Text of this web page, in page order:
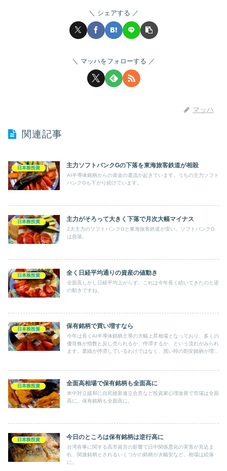
シェアする
マッハをフォローする
マッハ
関連記事
日本株投資 主力ソフトバンクGの下落を東海旅客鉄道が相殺
AI半導体銘柄からの資金の還流が起きています。うちの主力ソフト
バンクGも下がり続けています。
日本株投資 主力がそろって大きく下落で月次大幅マイナス
2大主力のソフトバンクGと東海旅客鉄道が安い。ソフトバンクG
は急落。
日本株投資 全く日経平均通りの資産の値動き
全面高しかし日経平均上がらず。これは今年長く続いてきたのと逆
の動きですね。
日本株投資 保有銘柄で買い増すなら
今年は長くAI半導体銘柄主導の大幅上昇相場となっており、多くの
優良株が指数と反し売られるか、停滞するか、という流れがみられ
ます。業績が停滞しているわけではなく、買い時の割安銘柄が増え
日本株投資 全面高相場で保有銘柄も全面高に
米中対立緩和に自民維新連立合意など投資家心理改善で市場は全面
高に。保有銘柄も全面高に。
日本株投資 今日のところは保有銘柄は逆行高に
台湾有事に関する高市発言の影響で日中関係悪化の実害が見込ま
れ、関連銘柄とされるいくつかの銘柄が大幅安など、相場は続落
に。